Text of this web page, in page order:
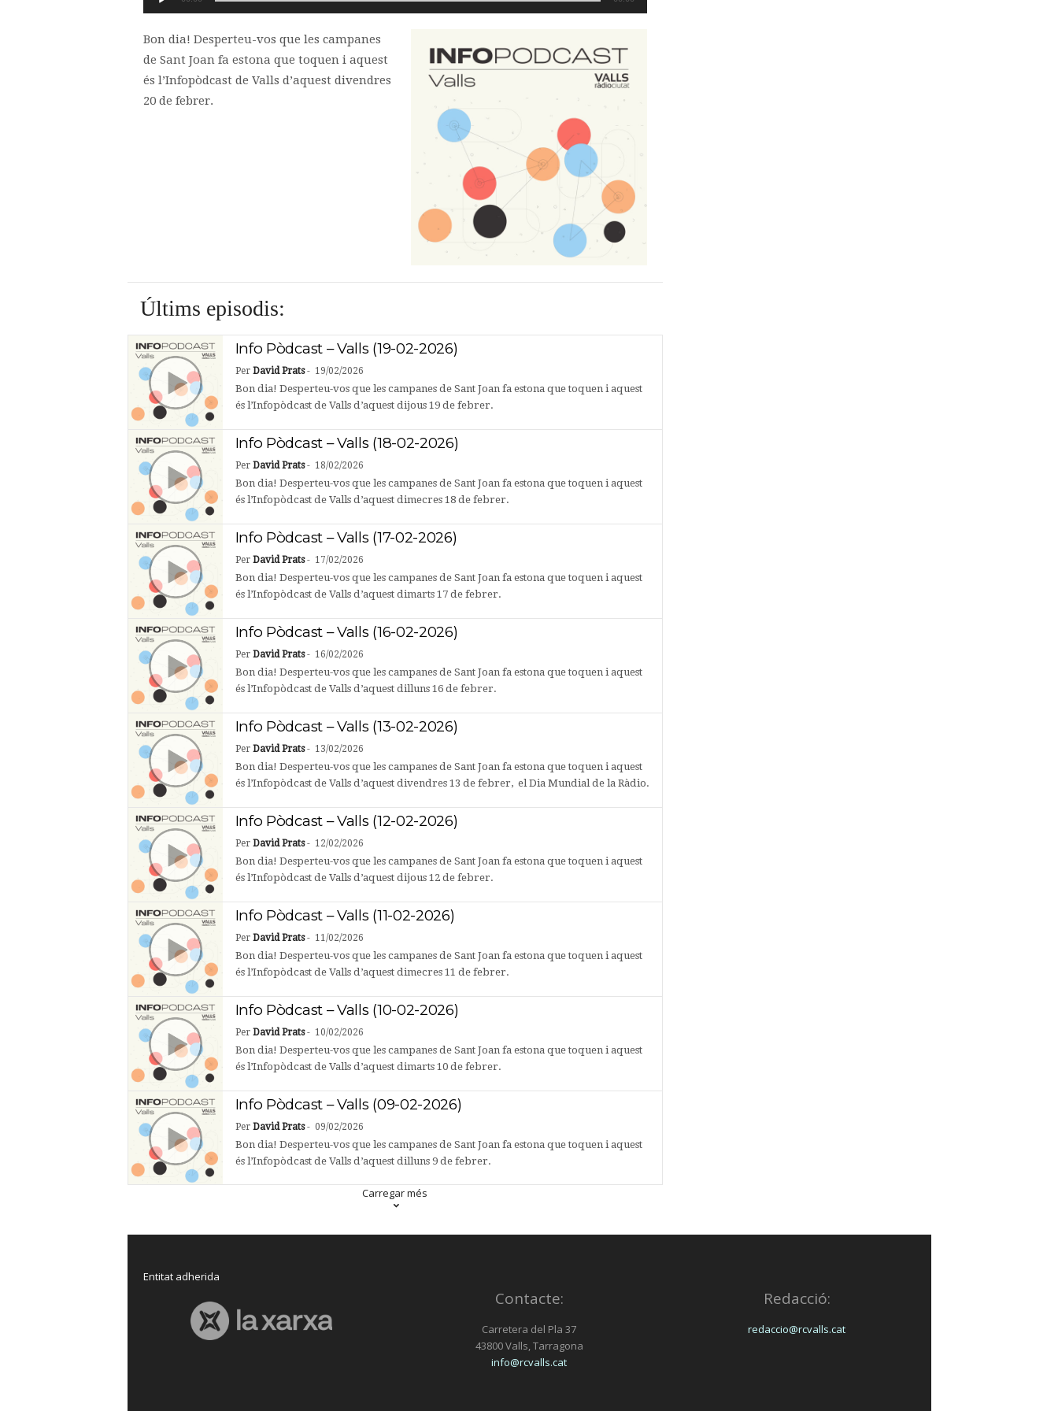
d'àudio
Bon dia! Desperteu-vos que les campanes
de Sant Joan fa estona que toquen i aquest
és l’Infopòdcast de Valls d’aquest divendres
20 de febrer.
Últims episodis:
Info Pòdcast – Valls (19-02-2026)
Per David Prats- 19/02/2026
Bon dia! Desperteu-vos que les campanes de Sant Joan fa estona que toquen i aquest
és l’Infopòdcast de Valls d’aquest dijous 19 de febrer.
Info Pòdcast – Valls (18-02-2026)
Per David Prats- 18/02/2026
Bon dia! Desperteu-vos que les campanes de Sant Joan fa estona que toquen i aquest
és l’Infopòdcast de Valls d’aquest dimecres 18 de febrer.
Info Pòdcast – Valls (17-02-2026)
Per David Prats- 17/02/2026
Bon dia! Desperteu-vos que les campanes de Sant Joan fa estona que toquen i aquest
és l’Infopòdcast de Valls d’aquest dimarts 17 de febrer.
Info Pòdcast – Valls (16-02-2026)
Per David Prats- 16/02/2026
Bon dia! Desperteu-vos que les campanes de Sant Joan fa estona que toquen i aquest
és l’Infopòdcast de Valls d’aquest dilluns 16 de febrer.
Info Pòdcast – Valls (13-02-2026)
Per David Prats- 13/02/2026
Bon dia! Desperteu-vos que les campanes de Sant Joan fa estona que toquen i aquest
és l’Infopòdcast de Valls d’aquest divendres 13 de febrer, el Dia Mundial de la Ràdio.
Info Pòdcast – Valls (12-02-2026)
Per David Prats- 12/02/2026
Bon dia! Desperteu-vos que les campanes de Sant Joan fa estona que toquen i aquest
és l’Infopòdcast de Valls d’aquest dijous 12 de febrer.
Info Pòdcast – Valls (11-02-2026)
Per David Prats- 11/02/2026
Bon dia! Desperteu-vos que les campanes de Sant Joan fa estona que toquen i aquest
és l’Infopòdcast de Valls d’aquest dimecres 11 de febrer.
Info Pòdcast – Valls (10-02-2026)
Per David Prats- 10/02/2026
Bon dia! Desperteu-vos que les campanes de Sant Joan fa estona que toquen i aquest
és l’Infopòdcast de Valls d’aquest dimarts 10 de febrer.
Info Pòdcast – Valls (09-02-2026)
Per David Prats- 09/02/2026
Bon dia! Desperteu-vos que les campanes de Sant Joan fa estona que toquen i aquest
és l’Infopòdcast de Valls d’aquest dilluns 9 de febrer.
Carregar més
Entitat adherida
Contacte:
Carretera del Pla 37
43800 Valls, Tarragona
info@rcvalls.cat
Redacció:
redaccio@rcvalls.cat